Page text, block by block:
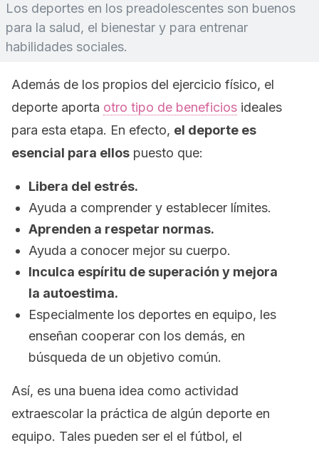
Los deportes en los preadolescentes son buenos
para la salud, el bienestar y para entrenar
habilidades sociales.
Además de los propios del ejercicio físico, el
deporte aporta otro tipo de beneficios ideales
para esta etapa. En efecto, el deporte es
esencial para ellos puesto que:
Libera del estrés.
Ayuda a comprender y establecer límites.
Aprenden a respetar normas.
Ayuda a conocer mejor su cuerpo.
Inculca espíritu de superación y mejora
la autoestima.
Especialmente los deportes en equipo, les
enseñan cooperar con los demás, en
búsqueda de un objetivo común.
Así, es una buena idea como actividad
extraescolar la práctica de algún deporte en
equipo. Tales pueden ser el el fútbol, el